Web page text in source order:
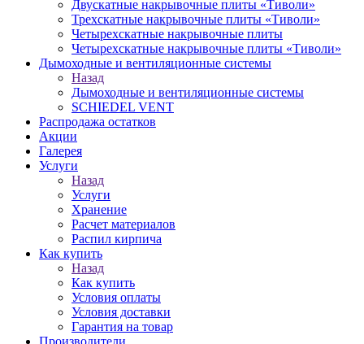
Двускатные накрывочные плиты «Тиволи»
Трехскатные накрывочные плиты «Тиволи»
Четырехскатные накрывочные плиты
Четырехскатные накрывочные плиты «Тиволи»
Дымоходные и вентиляционные системы
Назад
Дымоходные и вентиляционные системы
SCHIEDEL VENT
Распродажа остатков
Акции
Галерея
Услуги
Назад
Услуги
Хранение
Расчет материалов
Распил кирпича
Как купить
Назад
Как купить
Условия оплаты
Условия доставки
Гарантия на товар
Производители